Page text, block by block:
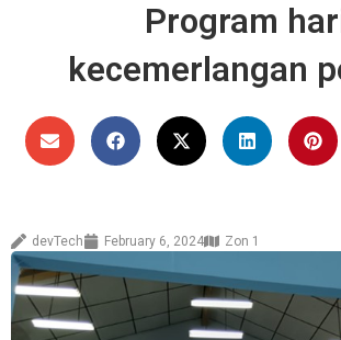
Program
kecemerlangan
devTech February 6, 2024 Zon 1